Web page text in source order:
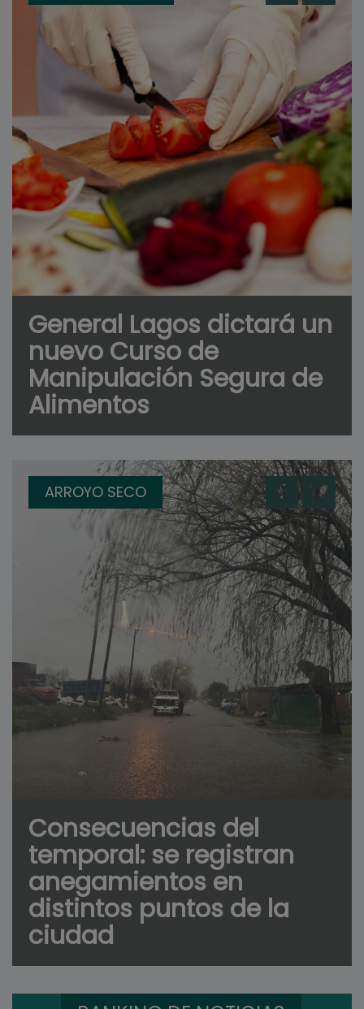
General Lagos dictará un
nuevo Curso de
Manipulación Segura de
Alimentos
ARROYO SECO
Consecuencias del
temporal: se registran
anegamientos en
distintos puntos de la
ciudad